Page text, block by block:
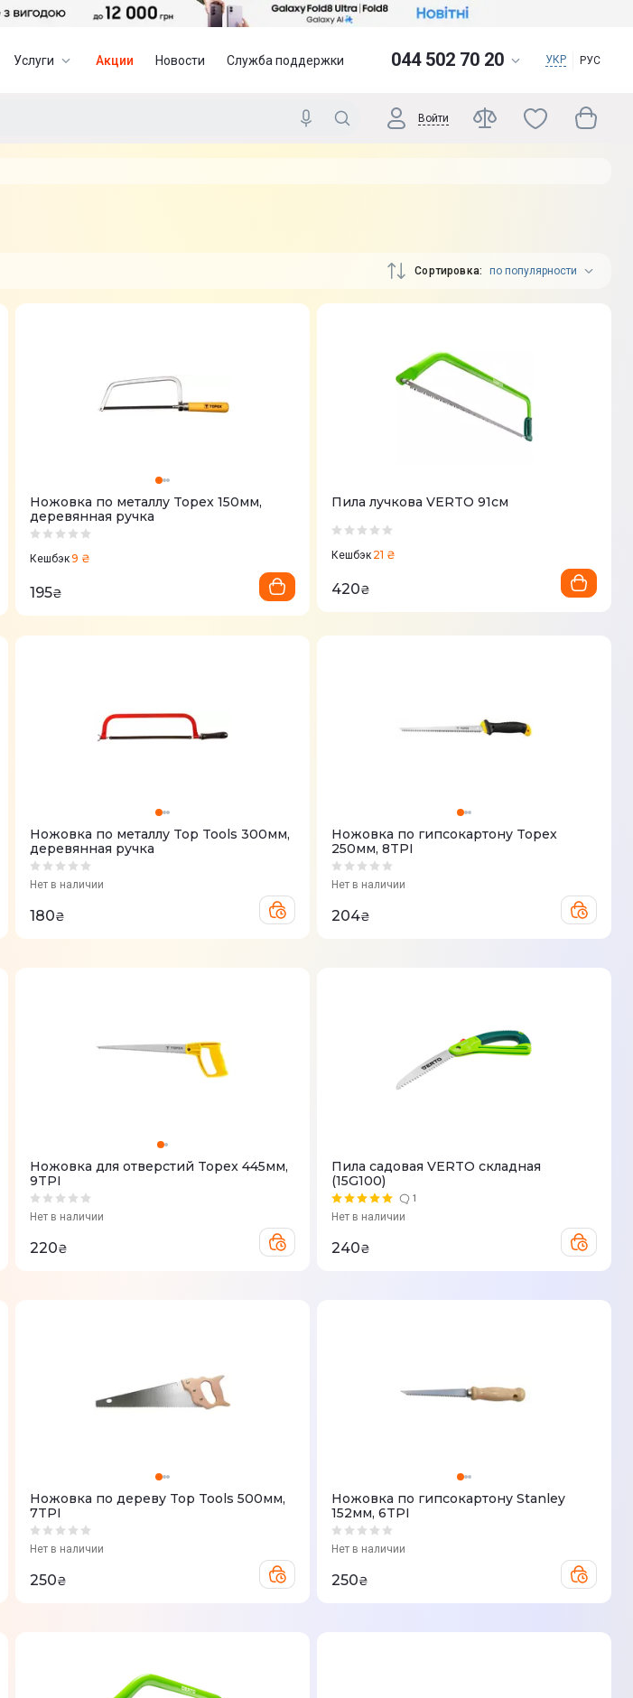
Услуги Акции Новости Служба поддержки 044 502 70 20 УКР РУС
Войти
Сортировка по популярности
Ножовка по металлу Topex 150мм,
деревянная ручка
Кешбэк9 ₴
195₴
Пила лучкова VERTO 91см
Кешбэк 21 ₴
420₴
Ножовка по металлу Top Tools 300мм,
деревянная ручка
Нет в наличии
180₴
Ножовка по гипсокартону Topex
250мм, 8TPI
Нет в наличии
204₴
Ножовка для отверстий Topex 445мм,
9TPI
Нет в наличии
220₴
Пила садовая VERTO складная
(15G100)
1
Нет в наличии
240₴
Ножовка по дереву Top Tools 500мм,
7TPI
Нет в наличии
250₴
Ножовка по гипсокартону Stanley
152мм, 6TPI
Нет в наличии
250₴